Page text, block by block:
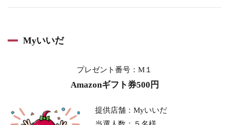
Myいいだ
プレゼント番号：M１
Amazonギフト券500円
提供店舗：Myいいだ